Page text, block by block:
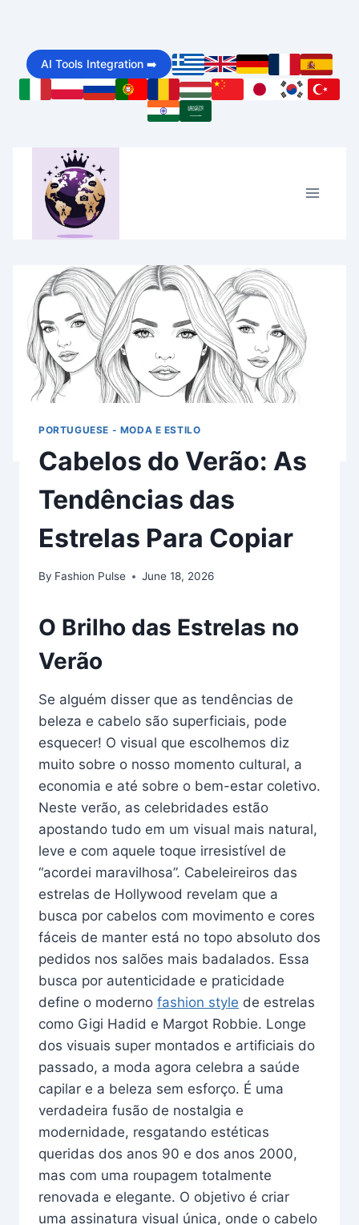
content
AI Tools Integration ➡️
PORTUGUESE - MODA E ESTILO
Cabelos do Verão: As
Tendências das
Estrelas Para Copiar
By Fashion Pulse June 18, 2026
O Brilho das Estrelas no
Verão
Se alguém disser que as tendências de
beleza e cabelo são superficiais, pode
esquecer! O visual que escolhemos diz
muito sobre o nosso momento cultural, a
economia e até sobre o bem-estar coletivo.
Neste verão, as celebridades estão
apostando tudo em um visual mais natural,
leve e com aquele toque irresistível de
“acordei maravilhosa”. Cabeleireiros das
estrelas de Hollywood revelam que a
busca por cabelos com movimento e cores
fáceis de manter está no topo absoluto dos
pedidos nos salões mais badalados. Essa
busca por autenticidade e praticidade
define o moderno fashion style de estrelas
como Gigi Hadid e Margot Robbie. Longe
dos visuais super montados e artificiais do
passado, a moda agora celebra a saúde
capilar e a beleza sem esforço. É uma
verdadeira fusão de nostalgia e
modernidade, resgatando estéticas
queridas dos anos 90 e dos anos 2000,
mas com uma roupagem totalmente
renovada e elegante. O objetivo é criar
uma assinatura visual única, onde o cabelo